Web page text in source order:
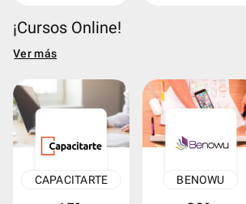
¡Cursos Online!
Ver más
CAPACITARTE BENOWU